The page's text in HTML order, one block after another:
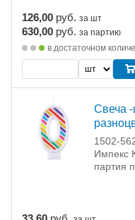
126,00 руб. за шт
630,00 руб. за партию
в достаточном
Свеча
1502-
Импекс
партия